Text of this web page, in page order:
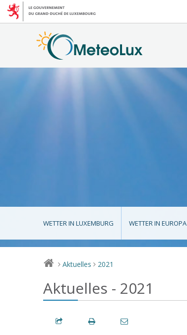
WETTER IN LUXEMBURG WETTER IN EUROPA
> Aktuelles > 2021
Aktuelles - 2021